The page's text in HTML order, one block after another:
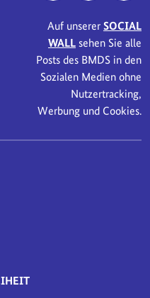
Auf unserer SOCIAL
WALLsehen Sie alle
Posts des BMDS in den
Sozialen Medien ohne
Nutzertracking,
Werbung und Cookies.